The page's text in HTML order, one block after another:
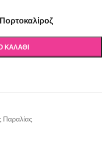
Πορτοκαλίροζ
ΚΑΛΆΘΙ
Παραλίας